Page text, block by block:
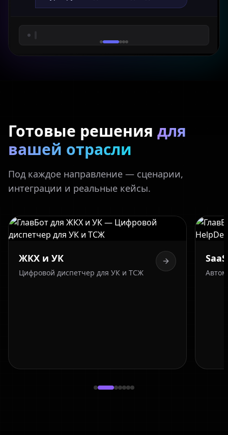
Готовые решения для
вашей отрасли
Под каждое направление — сценарии,
интеграции и реальные кейсы.
ЖКХ и УК
Цифровой диспетчер для УК и ТСЖ